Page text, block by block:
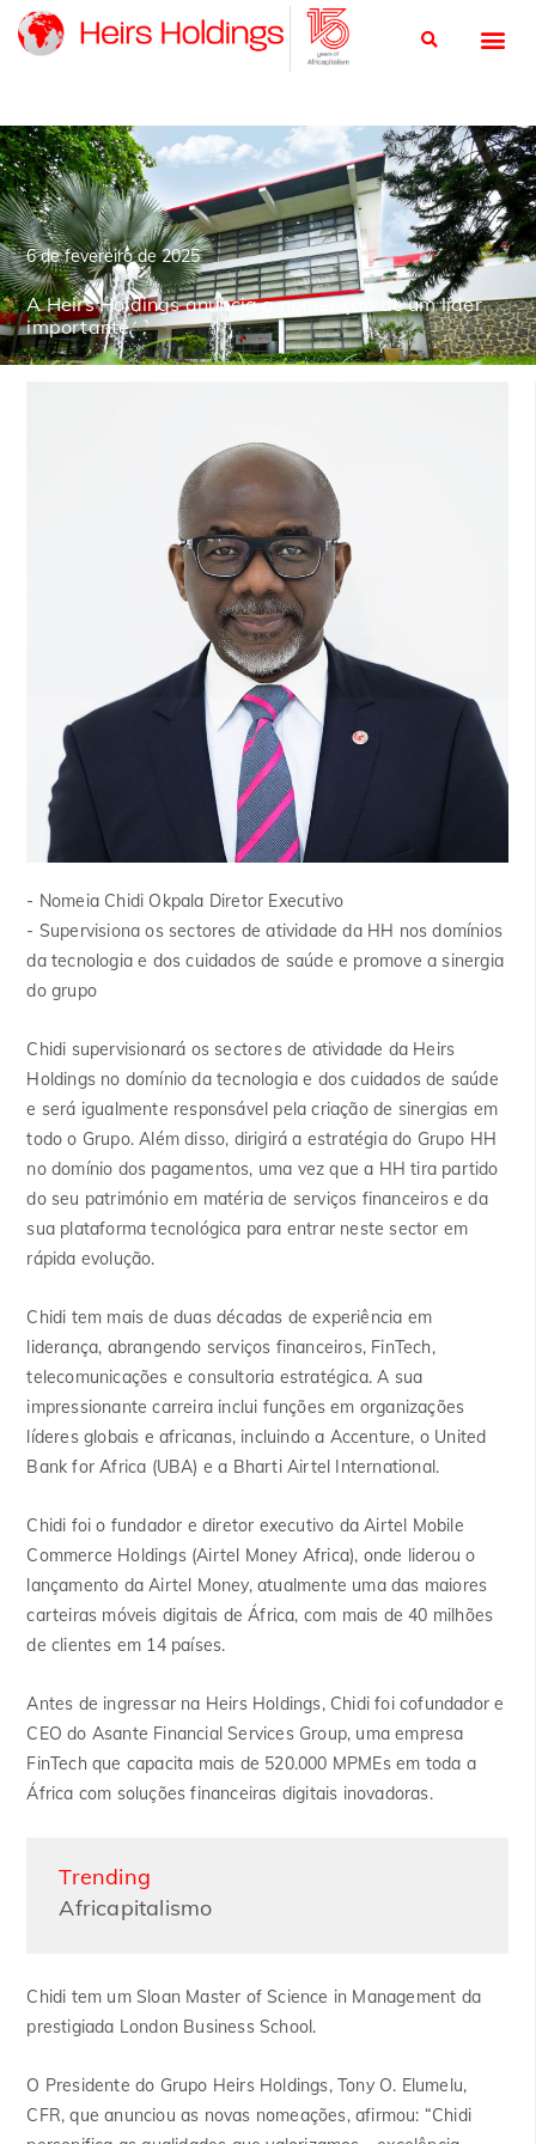
6 de fevereiro de 2025
A Heirs Holdings anuncia a nomeação de um líder
importante
- Nomeia Chidi Okpala Diretor Executivo
- Supervisiona os sectores de atividade da HH nos domínios
da tecnologia e dos cuidados de saúde e promove a sinergia
do grupo
Chidi supervisionará os sectores de atividade da Heirs
Holdings no domínio da tecnologia e dos cuidados de saúde
e será igualmente responsável pela criação de sinergias em
todo o Grupo. Além disso, dirigirá a estratégia do Grupo HH
no domínio dos pagamentos, uma vez que a HH tira partido
do seu património em matéria de serviços financeiros e da
sua plataforma tecnológica para entrar neste sector em
rápida evolução.
Chidi tem mais de duas décadas de experiência em
liderança, abrangendo serviços financeiros, FinTech,
telecomunicações e consultoria estratégica. A sua
impressionante carreira inclui funções em organizações
líderes globais e africanas, incluindo a Accenture, o United
Bank for Africa (UBA) e a Bharti Airtel International.
Chidi foi o fundador e diretor executivo da Airtel Mobile
Commerce Holdings (Airtel Money Africa), onde liderou o
lançamento da Airtel Money, atualmente uma das maiores
carteiras móveis digitais de África, com mais de 40 milhões
de clientes em 14 países.
Antes de ingressar na Heirs Holdings, Chidi foi cofundador e
CEO do Asante Financial Services Group, uma empresa
FinTech que capacita mais de 520.000 MPMEs em toda a
África com soluções financeiras digitais inovadoras.
Trending
Africapitalismo
Chidi tem um Sloan Master of Science in Management da
prestigiada London Business School.
O Presidente do Grupo Heirs Holdings, Tony O. Elumelu,
CFR, que anunciou as novas nomeações, afirmou: “Chidi